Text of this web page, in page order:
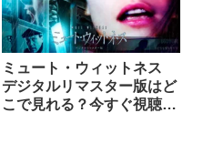
ミュート・ウィットネス
デジタルリマスター版はど
こで見れる？今すぐ視聴で